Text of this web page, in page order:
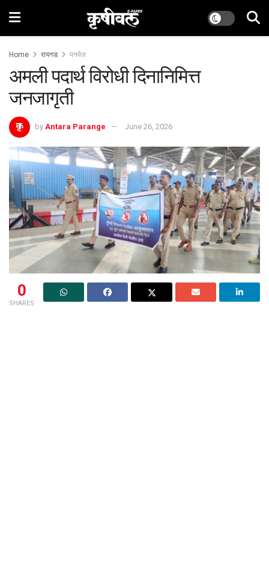
Home रायगड पनवेल
अमली पदार्थ विरोधी दिनानिमित्त
जनजागृती
by Antara Parange June 26, 2026
0
SHARES